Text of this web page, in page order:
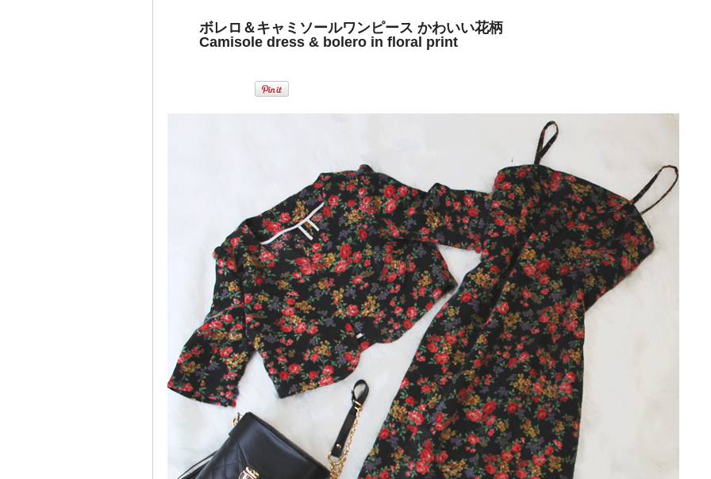
ボレロ＆キャミソールワンピース かわいい花柄
Camisole dress & bolero in floral print